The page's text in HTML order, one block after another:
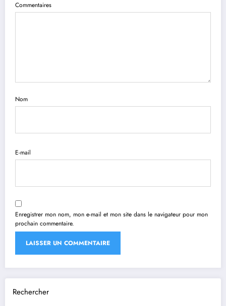
Commentaires
Nom
E-mail
Enregistrer mon nom, mon e-mail et mon site dans le navigateur pour mon
prochain commentaire.
Rechercher